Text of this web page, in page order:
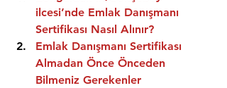
ilcesi’nde Emlak Danışmanı
Sertifikası Nasıl Alınır?
Emlak Danışmanı Sertifikası
Almadan Önce Önceden
Bilmeniz Gerekenler